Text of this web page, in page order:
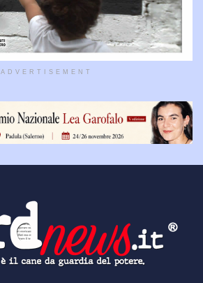
ADVERTISEMENT